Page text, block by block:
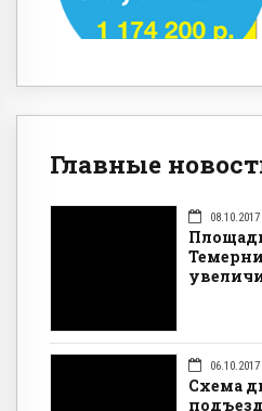
Главные
08.10.2017
06.10.2017
Схема